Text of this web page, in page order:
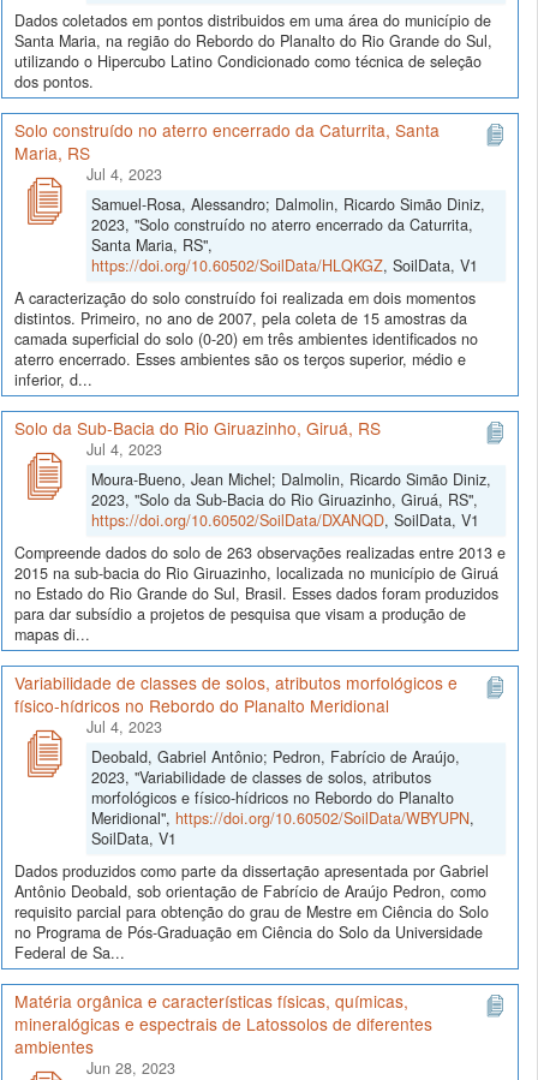
Dados coletados em pontos distribuidos em uma área do município de
Santa Maria, na região do Rebordo do Planalto do Rio Grande do Sul,
utilizando o Hipercubo Latino Condicionado como técnica de seleção
dos pontos.
Solo construído no aterro encerrado da Caturrita, Santa
Maria, RS
Jul 4, 2023
Samuel-Rosa, Alessandro; Dalmolin, Ricardo Simão Diniz,
2023, "Solo construído no aterro encerrado da Caturrita,
Santa Maria, RS",
https://doi.org/10.60502/SoilData/HLQKGZ, SoilData, V1
A caracterização do solo construído foi realizada em dois momentos
distintos. Primeiro, no ano de 2007, pela coleta de 15 amostras da
camada superficial do solo (0-20) em três ambientes identificados no
aterro encerrado. Esses ambientes são os terços superior, médio e
inferior, d...
Solo da Sub-Bacia do Rio Giruazinho, Giruá, RS
Jul 4, 2023
Moura-Bueno, Jean Michel; Dalmolin, Ricardo Simão Diniz,
2023, "Solo da Sub-Bacia do Rio Giruazinho, Giruá, RS",
https://doi.org/10.60502/SoilData/DXANQD, SoilData, V1
Compreende dados do solo de 263 observações realizadas entre 2013 e
2015 na sub-bacia do Rio Giruazinho, localizada no município de Giruá
no Estado do Rio Grande do Sul, Brasil. Esses dados foram produzidos
para dar subsídio a projetos de pesquisa que visam a produção de
mapas di...
Variabilidade de classes de solos, atributos morfológicos e
físico-hídricos no Rebordo do Planalto Meridional
Jul 4, 2023
Deobald, Gabriel Antônio; Pedron, Fabrício de Araújo,
2023, "Variabilidade de classes de solos, atributos
morfológicos e físico-hídricos no Rebordo do Planalto
Meridional", https://doi.org/10.60502/SoilData/WBYUPN,
SoilData, V1
Dados produzidos como parte da dissertação apresentada por Gabriel
Antônio Deobald, sob orientação de Fabrício de Araújo Pedron, como
requisito parcial para obtenção do grau de Mestre em Ciência do Solo
no Programa de Pós-Graduação em Ciência do Solo da Universidade
Federal de Sa...
Matéria orgânica e características físicas, químicas,
mineralógicas e espectrais de Latossolos de diferentes
ambientes
Jun 28, 2023